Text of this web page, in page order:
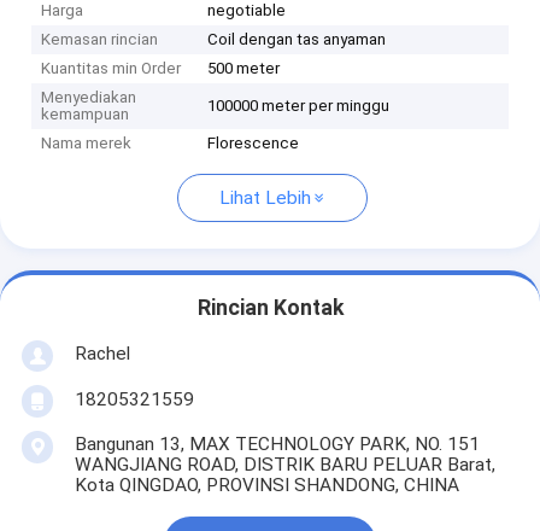
Harga
negotiable
Kemasan rincian
Coil dengan tas anyaman
Kuantitas min Order
500 meter
Menyediakan
kemampuan
100000 meter per minggu
Nama merek Florescence
Lihat Lebih
Rincian Kontak
Rachel
18205321559
Bangunan 13, MAX TECHNOLOGY PARK, NO. 151
WANGJIANG ROAD, DISTRIK BARU PELUAR Barat,
Kota QINGDAO, PROVINSI SHANDONG, CHINA